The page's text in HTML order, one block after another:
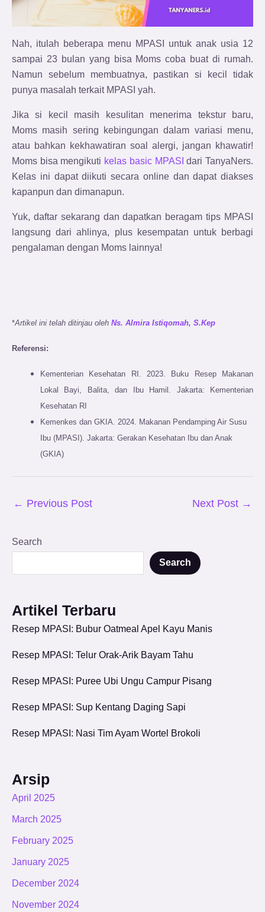
Nah, itulah beberapa menu MPASI untuk anak usia 12
sampai 23 bulan yang bisa Moms coba buat di rumah.
Namun sebelum membuatnya, pastikan si kecil tidak
punya masalah terkait MPASI yah.
Jika si kecil masih kesulitan menerima tekstur baru,
Moms masih sering kebingungan dalam variasi menu,
atau bahkan kekhawatiran soal alergi, jangan khawatir!
Moms bisa mengikuti kelas basic MPASI dari TanyaNers.
Kelas ini dapat diikuti secara online dan dapat diakses
kapanpun dan dimanapun.
Yuk, daftar sekarang dan dapatkan beragam tips MPASI
langsung dari ahlinya, plus kesempatan untuk berbagi
pengalaman dengan Moms lainnya!
*Artikel ini telah ditinjau oleh Ns. Almira Istiqomah, S.Kep
Referensi:
Kementerian Kesehatan RI. 2023. Buku Resep Makanan
Lokal Bayi, Balita, dan Ibu Hamil. Jakarta: Kementerian
Kesehatan RI
Kemenkes dan GKIA. 2024. Makanan Pendamping Air Susu
Ibu (MPASI). Jakarta: Gerakan Kesehatan Ibu dan Anak
(GKIA)
← Previous Post Next Post →
Search
Search
Artikel Terbaru
Resep MPASI: Bubur Oatmeal Apel Kayu Manis
Resep MPASI: Telur Orak-Arik Bayam Tahu
Resep MPASI: Puree Ubi Ungu Campur Pisang
Resep MPASI: Sup Kentang Daging Sapi
Resep MPASI: Nasi Tim Ayam Wortel Brokoli
Arsip
April 2025
March 2025
February 2025
January 2025
December 2024
November 2024